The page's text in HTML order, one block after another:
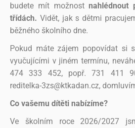
budete mít možnost
třídách. Vidět, jak s dětmi
běžného školního dne.
Pokud máte zájem popovídat si
vyučujícími v jiném termínu,
474 333 452, popř. 731 411
reditelka-3zs@ktkadan.cz,
Co vašemu dítěti nabízíme?
Ve školním roce 2026/2027